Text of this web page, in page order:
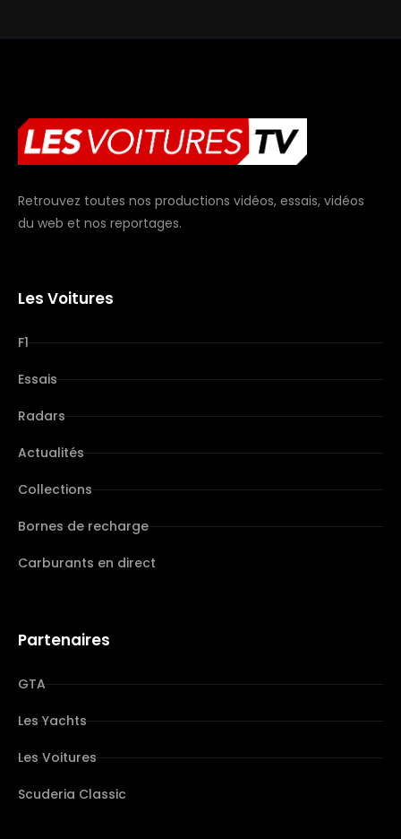
Retrouvez toutes nos productions vidéos, essais, vidéos
du web et nos reportages.
Les Voitures
F1
Essais
Radars
Actualités
Collections
Bornes de recharge
Carburants en direct
Partenaires
GTA
Les Yachts
Les Voitures
Scuderia Classic